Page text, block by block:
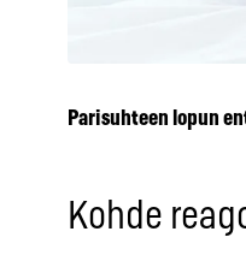
Parisuhteen lopun
Kohde